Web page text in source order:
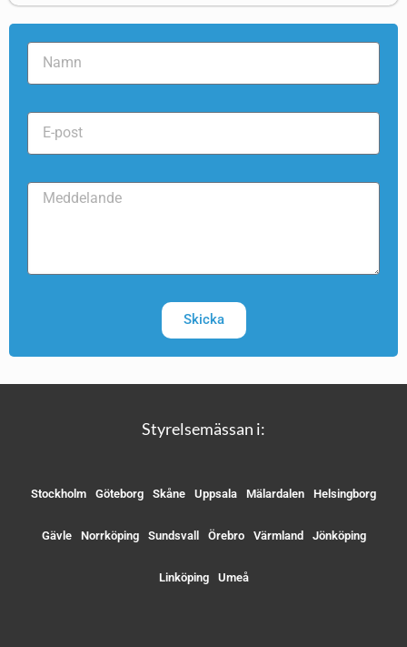
Skicka
Styrelsemässan i:
Stockholm Göteborg Skåne Uppsala Mälardalen Helsingborg
Gävle Norrköping Sundsvall Örebro Värmland Jönköping
Linköping Umeå